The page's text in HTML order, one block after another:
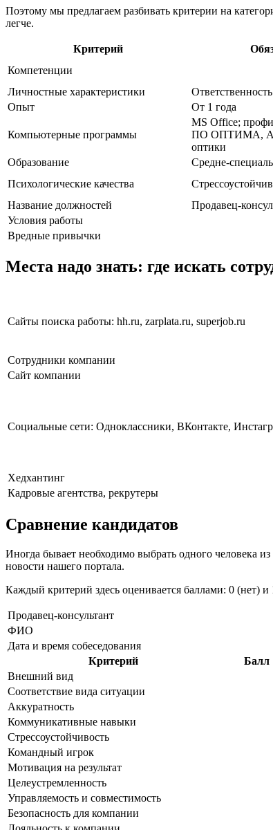
Поэтому мы предлагаем разбивать критерии на
легче.
Критерий
Компетенции
Личностные характеристики
Ответственность
Опыт
От 1 года
Компьютерные программы
MS Office;
ПО ОПТИМА,
оптики
Образование Средне-
Психологические качества
Название должностей
Продавец-
Условия работы
Вредные привычки
Места надо знать: где искать
Сайты поиска работы: hh.ru, zarplata.ru, superjob.ru
Сотрудники компании
Сайт компании
Социальные сети: Одноклассники, ВКонтакте,
Хедхантинг
Кадровые агентства, рекрутеры
Сравнение кандидатов
Иногда бывает необходимо выбрать одного человека
новости нашего портала.
Каждый критерий здесь оценивается баллами: 0 (нет)
Продавец-консультант
ФИО
Дата и время собеседования
Критерий
Балл
Внешний вид
Соответствие вида ситуации
Аккуратность
Коммуникативные навыки
Стрессоустойчивость
Командный игрок
Мотивация на результат
Целеустремленность
Управляемость и совместимость
Безопасность для компании